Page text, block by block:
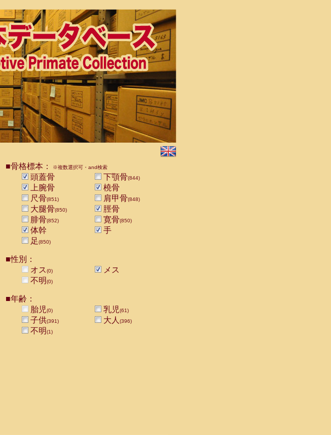
■骨格標本： ※複数選択可・and検索
頭蓋骨 下顎骨(844)
上腕骨
橈骨
尺骨(851) 肩甲骨(848)
大腿骨(850)
脛骨
腓骨(852) 寛骨(850)
体幹
手
足(850)
■性別：
オス(0)
メス
不明(0)
■年齢：
胎児(0) 乳児(61)
子供(391) 大人 (396)
不明(1)